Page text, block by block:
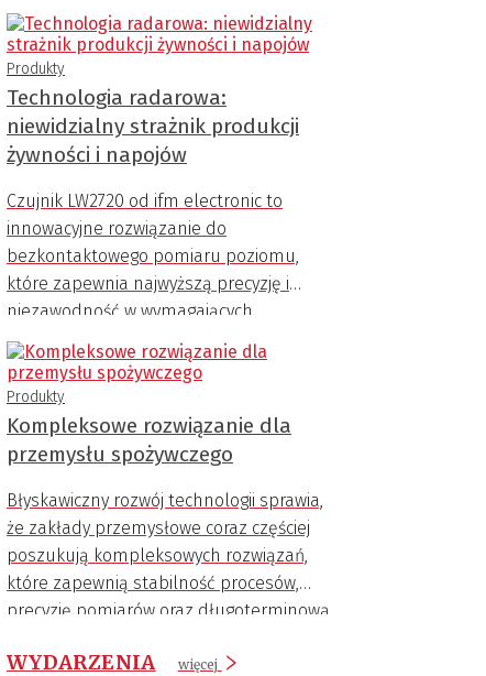
Produkty
Technologia radarowa:
niewidzialny strażnik produkcji
żywności i napojów
Czujnik LW2720 od ifm electronic to
innowacyjne rozwiązanie do
bezkontaktowego pomiaru poziomu,
które zapewnia najwyższą precyzję i
niezawodność w wymagających
warunkach przemysłowych.
Produkty
Kompleksowe rozwiązanie dla
przemysłu spożywczego
Błyskawiczny rozwój technologii sprawia,
że zakłady przemysłowe coraz częściej
poszukują kompleksowych rozwiązań,
które zapewnią stabilność procesów,
precyzję pomiarów oraz długoterminową
WYDARZENIA więcej